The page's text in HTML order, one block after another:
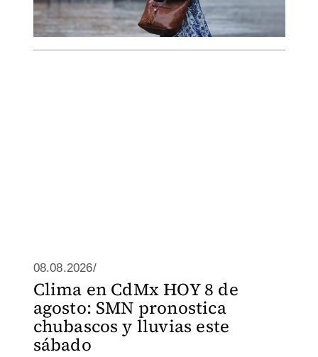
08.08.2026/
Clima en CdMx HOY 8 de
agosto: SMN pronostica
chubascos y lluvias este
sábado